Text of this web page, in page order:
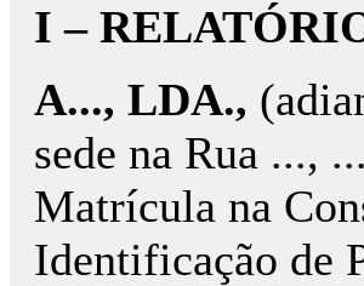
I –
A..., LDA.,
sede na Rua ...,
Matrícula na
Identificação de